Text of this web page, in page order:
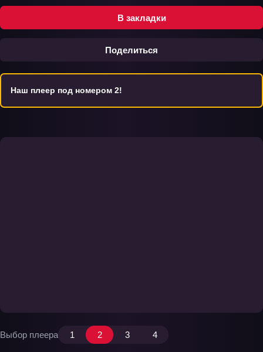
В закладки
Поделиться
Наш плеер под номером 2!
Выбор плеера 1 2 3 4